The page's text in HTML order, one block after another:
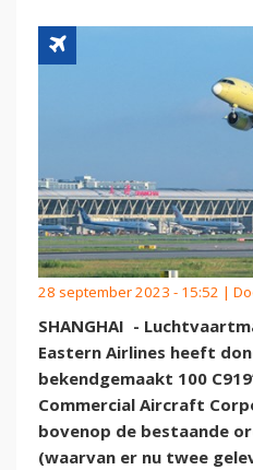
28 september 2023 - 15:52 |
SHANGHAI -
Eastern Airlines heeft
bekendgemaakt 100
Commercial Aircraft
bovenop de bestaande
(waarvan er nu twee